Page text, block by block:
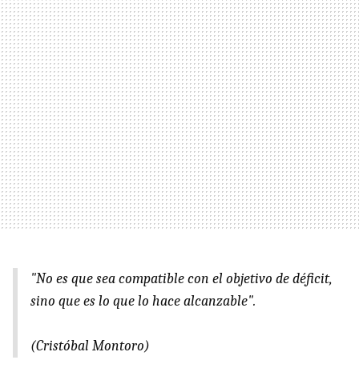
"No es que sea compatible con el objetivo de déficit,
sino que es lo que lo hace alcanzable".
(Cristóbal Montoro)